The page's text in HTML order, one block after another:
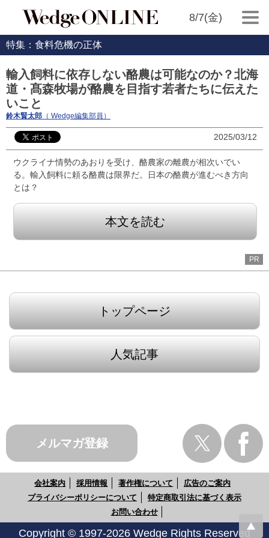
8/7(金)
特集：食料危機の正体
輸入飼料に依存しない酪農は可能なのか？北海
道・髙森牧場が酪農を目指す若者たちに伝えた
いこと
鈴木賢太郎 （ Wedge編集部員）
2025/03/12
ウクライナ情勢のあおりを受け、酪農家の離農が相次いでい
る。輸入飼料に頼る酪農は限界だ。日本の酪農が進むべき方向
とは？
本文を読む
PR
トップページ
人気記事
メルマガ登録
会社案内 採用情報 著作権について
広告のご案内
プライバシーポリシーについて
特定商取引法に基づく表示
お問い合わせ
Copyright © 1997-2026 Wedge Rights Reserved